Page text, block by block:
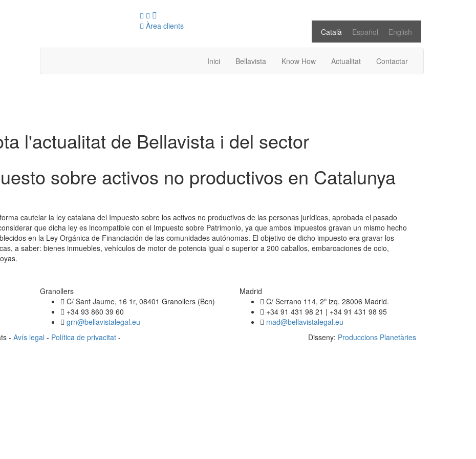
Català Español English
Àrea clients
Inici Bellavista Know How Actualitat Contactar
l'actualitat de Bellavista i del sector
sobre activos no productivos en Catalunya
cautelar la ley catalana del Impuesto sobre los activos no productivos de las personas jurídicas, aprobada el pasado
que dicha ley es incompatible con el Impuesto sobre Patrimonio, ya que ambos impuestos gravan un mismo hecho
en la Ley Orgánica de Financiación de las comunidades autónomas. El objetivo de dicho impuesto era gravar los
a saber: bienes inmuebles, vehículos de motor de potencia igual o superior a 200 caballos, embarcaciones de ocio,
Granollers
C/ Sant Jaume, 16 1r, 08401 Granollers (Bcn)
+34 93 860 39 60
grn@bellavistalegal.eu
Madrid
C/ Serrano 114, 2º izq. 28006 Madrid.
+34 91 431 98 21 | +34 91 431 98 95
mad@bellavistalegal.eu
- Avís legal - Política de privacitat -
Disseny: Produccions Planetàries